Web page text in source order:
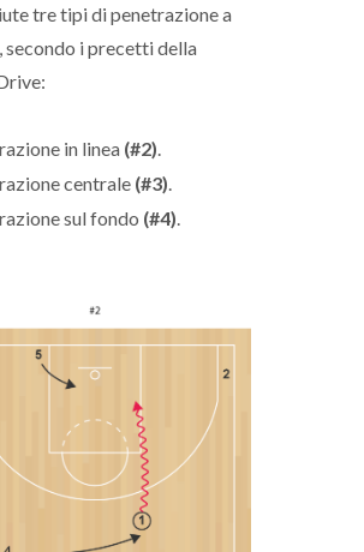
tre tipi di penetrazione a
secondo i precetti della
in linea (#2)
centrale (#3)
sul fondo (#4)